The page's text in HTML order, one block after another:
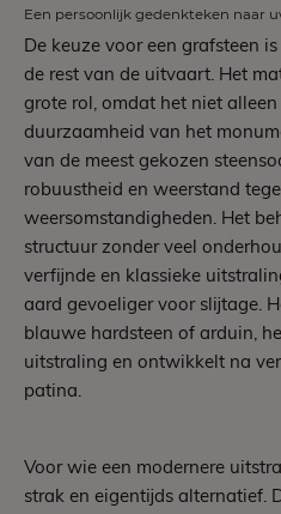
Een persoonlijk gedenkteken naar
De keuze voor een grafsteen
de rest van de uitvaart. Het
grote rol, omdat het niet
duurzaamheid van het
van de meest gekozen
robuustheid en weerstand
weersomstandigheden. Het
structuur zonder veel
verfijnde en klassieke
aard gevoeliger voor slijtage.
blauwe hardsteen of arduin,
uitstraling en ontwikkelt na
patina.
Voor wie een modernere
strak en eigentijds alternatief.